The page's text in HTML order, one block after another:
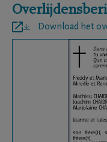
Download het